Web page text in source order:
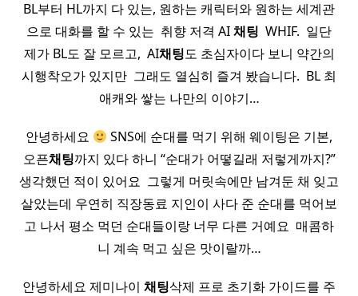
BL부터 HL까지 다 있는, 원하는 캐릭터와 원하는 세계관
으로 대화를 할 수 있는 ​ 취향 저격 AI채팅 ​ WHIF. ​ 일단
제가 BL도 잘 모르고, ​ AI채팅도 초심자이다 보니 약간의
시행착오가 있지만 ​ 그래도 열심히 즐겨 봤습니다. ​ BL 최
애캐와 쌓는 나만의 이야기…
안녕하세요
SNS에 순대를 먹기 위해 웨이팅은 기본,
오픈채팅까지 있다 하니 “순대가 어떻길래 저렇게까지?”
생각했던 적이 있어요 ​ 그렇게 머릿속에만 남겨둔 채 잊고
살았는데 우연히 직장동료 지인이 사다 준 순대를 먹어보
고 나서 평소 먹던 순대들이랑 너무 다른 거예요 ​ 매콤하
니 계속 먹고 싶은 맛이랄까…
안녕하세요 제미나이 채팅삭제 프로 초기화 가이드를 주